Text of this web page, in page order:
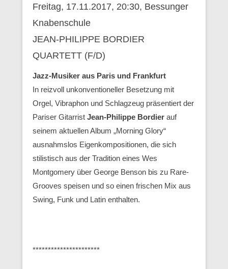
Freitag, 17.11.2017, 20:30, Bessunger
Knabenschule
JEAN-PHILIPPE BORDIER
QUARTETT (F/D)
Jazz-Musiker aus Paris und Frankfurt
In reizvoll unkonventioneller Besetzung mit
Orgel, Vibraphon und Schlagzeug präsentiert der
Pariser Gitarrist Jean-Philippe Bordier auf
seinem aktuellen Album „Morning Glory“
ausnahmslos Eigenkompositionen, die sich
stilistisch aus der Tradition eines Wes
Montgomery über George Benson bis zu Rare-
Grooves speisen und so einen frischen Mix aus
Swing, Funk und Latin enthalten.
**********************